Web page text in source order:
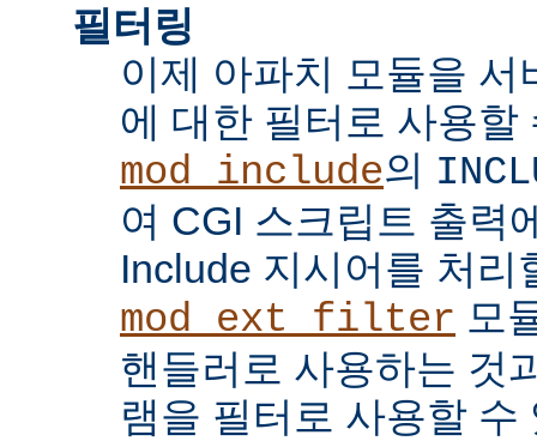
필터링
이제 아파치 모듈을
에 대한 필터로 사용할
mod_include의
여 CGI 스크립트 출력
Include 지시어를 처리
mod_ext_filter 모
핸들러로 사용하는 것
램을 필터로 사용할 수